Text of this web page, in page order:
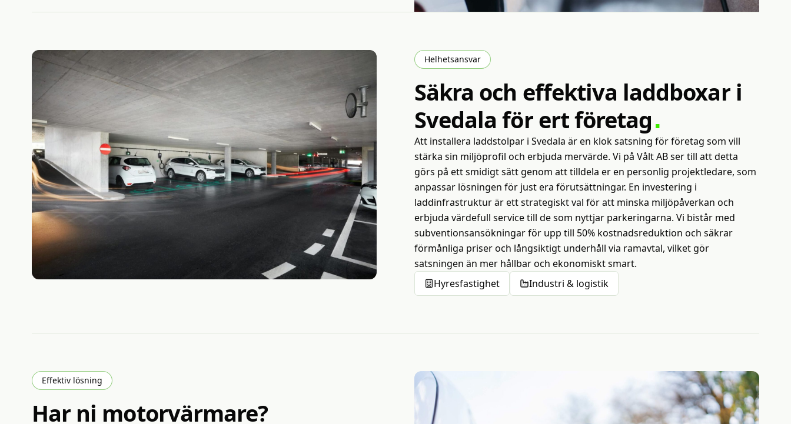
Helhetsansvar
Säkra och effektiva laddboxar i
Svedala förertföretag
Att installera laddstolpar i Svedala är en klok satsning för företag som vill
stärka sin miljöprofil och erbjuda mervärde. Vi på Vålt AB ser till att detta
görs på ett smidigt sätt genom att tilldela er en personlig projektledare, som
anpassar lösningen för just era förutsättningar. En investering i
laddinfrastruktur är ett strategiskt val för att minska miljöpåverkan och
erbjuda värdefull service till de som nyttjar parkeringarna. Vi bistår med
subventionsansökningar för upp till 50% kostnadsreduktion och säkrar
förmånliga priser och långsiktigt underhåll via ramavtal, vilket gör
satsningen än mer hållbar och ekonomiskt smart.
Hyresfastighet
Industri & logistik
Effektiv lösning
Har ni motorvärmare?